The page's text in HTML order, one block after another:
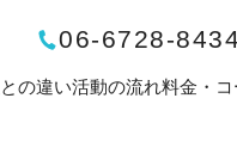
06-6728-8434
の違い活動の流れ料金・コ